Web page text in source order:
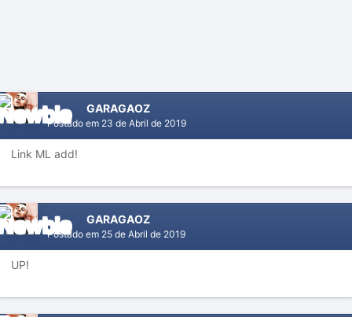
GARAGAOZ
Postado em 23 de Abril de 2019
Link ML add!
GARAGAOZ
Postado em 25 de Abril de 2019
UP!